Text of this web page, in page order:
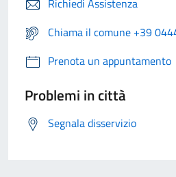
Richiedi Assistenza
Chiama il comune +39
Prenota un appuntamento
Problemi in città
Segnala disservizio